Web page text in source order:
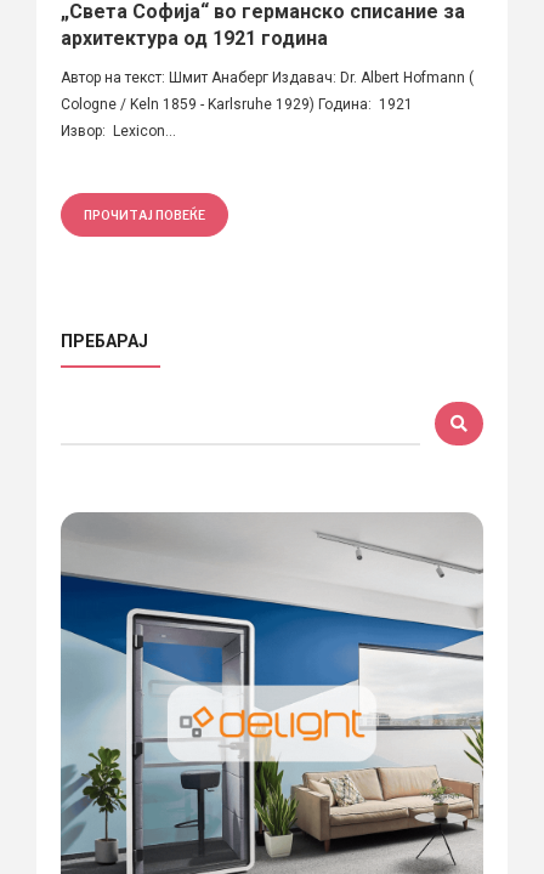
„Света Софија“ во германско списание за
архитектура од 1921 година
Автор на текст: Шмит Анаберг Издавач: Dr. Albert Hofmann (
Cologne / Keln 1859 - Karlsruhe 1929) Година: 1921
Извор: Lexicon...
ПРОЧИТАЈ ПОВЕЌЕ
ПРЕБАРАЈ